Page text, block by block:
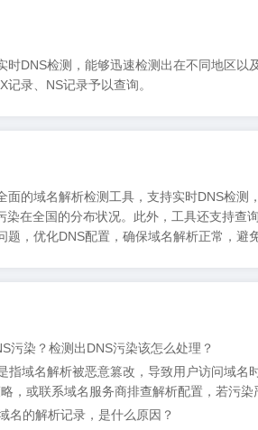
时DNS检测，能够迅速检测出在不同地区以
记录、NS记录予以查询。
面的域名解析检测工具，支持实时DNS检
染在全国的分布状况。此外，工具还支持
题，优化DNS配置，确保域名解析正常，避
污染？检测出DNS污染该怎么处理？
指域名解析被恶意篡改，导致用户访问域
，或联系域名服务商排查解析配置，若污染
名的解析记录，是什么原因？